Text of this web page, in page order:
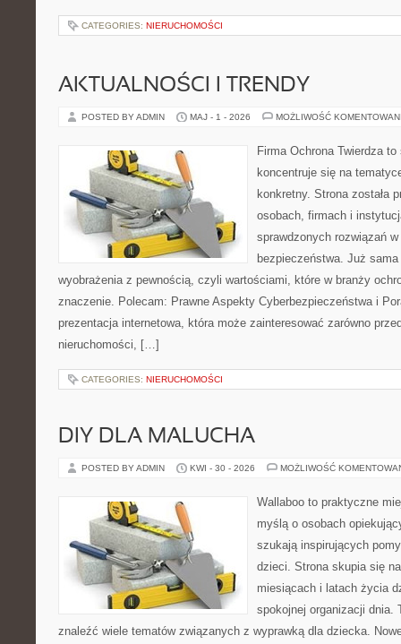
CATEGORIES: NIERUCHOMOŚCI
AKTUALNOŚCI I TRENDY
POSTED BY ADMIN MAJ - 1 - 2026 MOŻLIWOŚĆ
Firma Ochrona Twierdza
koncentruje się na
konkretny. Strona została
osobach, firmach i
sprawdzonych rozwiązań
bezpieczeństwa. Już
wyobrażenia z pewnością, czyli wartościami, które w branży
znaczenie. Polecam: Prawne Aspekty Cyberbezpieczeństwa i
prezentacja internetowa, która może zainteresować zarówno
nieruchomości, […]
CATEGORIES: NIERUCHOMOŚCI
DIY DLA MALUCHA
POSTED BY ADMIN KWI - 30 - 2026 MOŻLIWOŚĆ
Wallaboo to praktyczne
myślą o osobach
szukają inspirujących
dzieci. Strona skupia się
miesiącach i latach życia
spokojnej organizacji dnia.
znaleźć wiele tematów związanych z wyprawką dla dziecka.